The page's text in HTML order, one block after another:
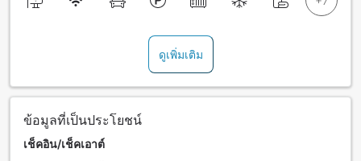
ดูเพิ่มเติม
ข้อมูลที่เป็นประโยชน์
เช็คอิน/เช็คเอาต์